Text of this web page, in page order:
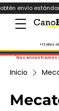
obtén envío
+13 años
¨Nos
Inicio